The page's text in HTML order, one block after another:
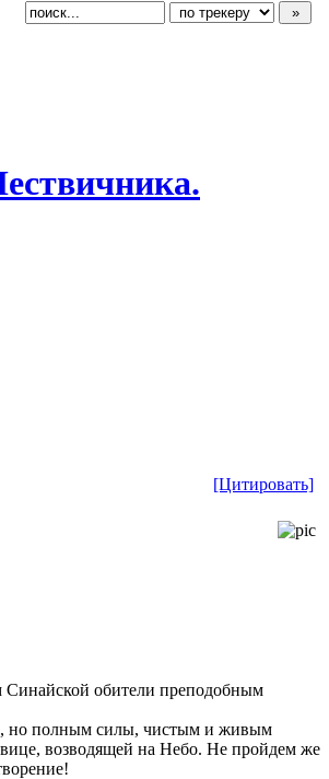
[Цитировать]
Синайской обители преподобным
но полным силы, чистым и живым
возводящей на Небо. Не пройдем же